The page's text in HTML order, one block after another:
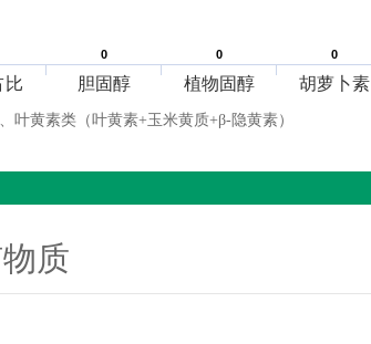
叶黄素类（叶黄素+玉米黄质+β-隐黄素）
0
0 0
0 0
0
比 胆固醇 植物固醇 胡萝卜素
质